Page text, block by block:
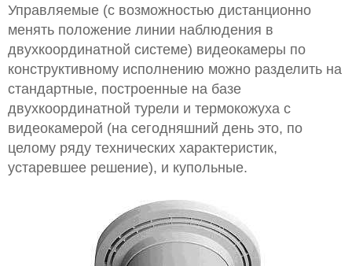
Управляемые (с возможностью дистанционно
менять положение линии наблюдения в
двухкоординатной системе) видеокамеры по
конструктивному исполнению можно разделить на
стандартные, построенные на базе
двухкоординатной турели и термокожуха с
видеокамерой (на сегодняшний день это, по
целому ряду технических характеристик,
устаревшее решение), и купольные.